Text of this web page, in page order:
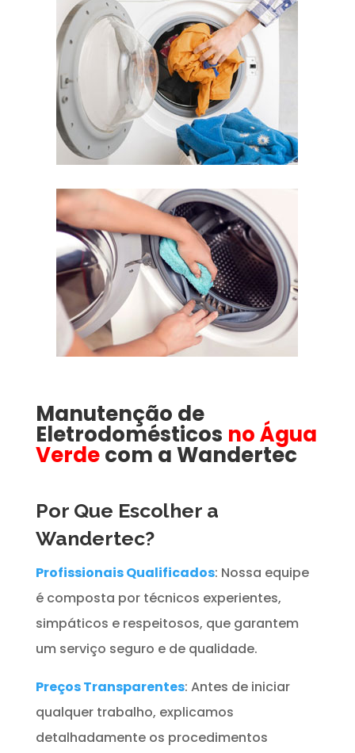
Manutenção de
Eletrodomésticos no Água
Verdecom a Wandertec
Por Que Escolher a
Wandertec?
Profissionais Qualificados: Nossa equipe
é composta por técnicos experientes,
simpáticos e respeitosos, que garantem
um serviço seguro e de qualidade.
Preços Transparentes: Antes de iniciar
qualquer trabalho, explicamos
detalhadamente os procedimentos